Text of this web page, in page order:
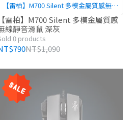
【雷柏】M700 Silent 多模金屬質感無線
靜音滑鼠 深灰
【雷柏】M700 Silent 多模金屬質感
線靜音滑鼠 深灰
0 products
NT$1,090